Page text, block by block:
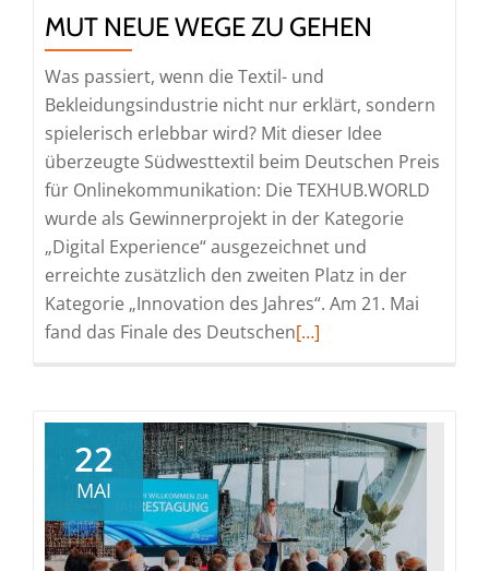
MUT NEUE WEGE ZU GEHEN
Was passiert, wenn die Textil- und
Bekleidungsindustrie nicht nur erklärt, sondern
spielerisch erlebbar wird? Mit dieser Idee
überzeugte Südwesttextil beim Deutschen Preis
für Onlinekommunikation: Die TEXHUB.WORLD
wurde als Gewinnerprojekt in der Kategorie
„Digital Experience“ ausgezeichnet und
erreichte zusätzlich den zweiten Platz in der
Kategorie „Innovation des Jahres“. Am 21. Mai
fand das Finale des DeutschenRead
Gewinner
beim
Deutschen
Preis
für
[…]
22
MAI